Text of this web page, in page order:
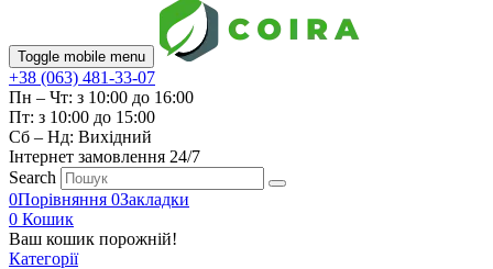
Toggle mobile menu
+38 (063) 481-33-07
Пн – Чт: з 10:00 до 16:00
Пт: з 10:00 до 15:00
Сб – Нд: Вихідний
Інтернет замовлення 24/7
Search
0Порівняння 0Закладки
0 Кошик
Ваш кошик порожній!
Категорії